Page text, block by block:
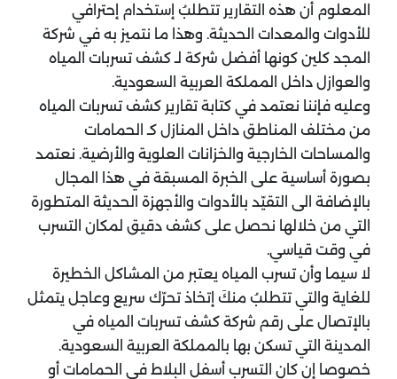
المعلوم أن هذه التقارير تتطلبُ إستخدام إحترافي
للأدوات والمعدات الحديثة. وهذا ما نتميز به في شركة
المجد كلين كونها أفضل شركة لـ كشف تسربات المياه
والعوازل داخل المملكة العربية السعودية.
وعليه فإننا نعتمد في كتابة تقارير كشف تسربات المياه
من مختلف المناطق داخل المنازل كـ الحمامات
والمساحات الخارجية والخزانات العلوية والأرضية. نعتمد
بصورة أساسية على الخبرة المسبقة في هذا المجال
بالإضافة الى التقيّد بالأدوات والأجهزة الحديثة المتطورة
التي من خلالها نحصل على كشف دقيق لمكان التسرب
في وقت قياسي.
لا سيما وأن تسرب المياه يعتبر من المشاكل الخطيرة
للغاية والتي تتطلبُ منكَ إتخاذ تحرّك سريع وعاجل يتمثل
بالإتصال على رقم شركة كشف تسربات المياه في
المدينة التي تسكن بها بالمملكة العربية السعودية.
خصوصا إن كان التسرب أسفل البلاط في الحمامات أو